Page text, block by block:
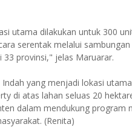
utama dilakukan untuk 300
serentak melalui
provinsi," jelas Maruarar.
yang menjadi lokasi
di atas lahan seluas 20
dalam mendukung program
(Renita)